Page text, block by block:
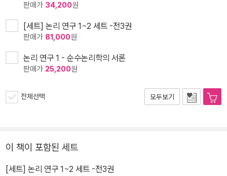
판매가 34,200원
[세트] 논리 연구 1~2 세트 -전3권
판매가 81,000원
논리 연구 1 - 순수논리학의 서론
판매가 25,200원
전체선택 모두보기
이 책이 포함된 세트
[세트] 논리 연구 1~2 세트 -전3권